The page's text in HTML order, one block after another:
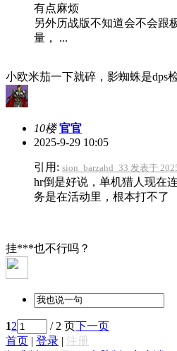
有点麻烦
另外历战版不知道会不会跟
量， ...
小欧米茄一下就碎，影蜘蛛是dps
10楼 官官
2025-9-29 10:05
引用: sion_barzahd_33 发表于
hr倒是好说，单机猎人现在
务是在活动里，根本打不了
挂***也不行吗？
12 / 2 页下一页
首页 | 登录 | 注册